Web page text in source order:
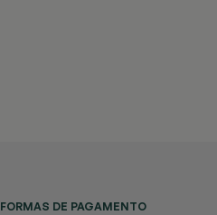
FORMAS DE PAGAMENTO